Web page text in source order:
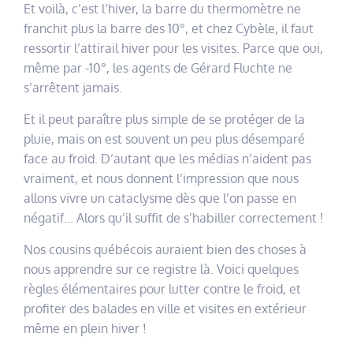
Et voilà, c’est l’hiver, la barre du thermomètre ne
franchit plus la barre des 10°, et chez Cybèle, il faut
ressortir l’attirail hiver pour les visites. Parce que oui,
même par -10°, les agents de Gérard Fluchte ne
s’arrêtent jamais.
Et il peut paraître plus simple de se protéger de la
pluie, mais on est souvent un peu plus désemparé
face au froid. D’autant que les médias n’aident pas
vraiment, et nous donnent l’impression que nous
allons vivre un cataclysme dès que l’on passe en
négatif… Alors qu’il suffit de s’habiller correctement !
Nos cousins québécois auraient bien des choses à
nous apprendre sur ce registre là. Voici quelques
règles élémentaires pour lutter contre le froid, et
profiter des balades en ville et visites en extérieur
même en plein hiver !